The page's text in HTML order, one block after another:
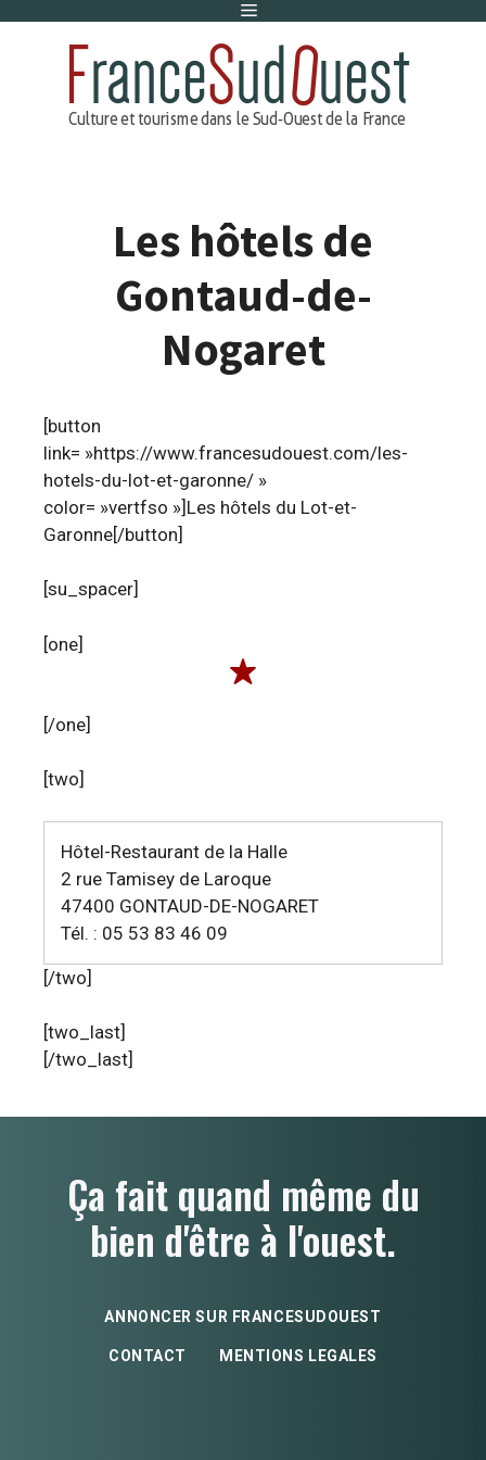
Menu
Les hôtels de
Gontaud-de-
Nogaret
[button
link= »https://www.francesudouest.com/les-
hotels-du-lot-et-garonne/ »
color= »vertfso »]Les hôtels du Lot-et-
Garonne[/button]
[su_spacer]
[one]
[/one]
[two]
Hôtel-Restaurant de la Halle
2 rue Tamisey de Laroque
47400 GONTAUD-DE-NOGARET
Tél. : 05 53 83 46 09
[/two]
[two_last]
[/two_last]
Ça fait quand même du
bien d'être à l'ouest.
ANNONCER SUR FRANCESUDOUEST
CONTACT MENTIONS LEGALES